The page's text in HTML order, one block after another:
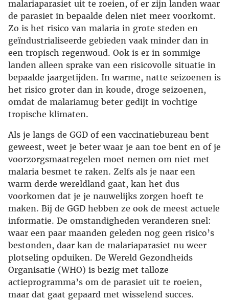
malariaparasiet uit te roeien, of er zijn landen waar
de parasiet in bepaalde delen niet meer voorkomt.
Zo is het risico van malaria in grote steden en
geïndustrialiseerde gebieden vaak minder dan in
een tropisch regenwoud. Ook is er in sommige
landen alleen sprake van een risicovolle situatie in
bepaalde jaargetijden. In warme, natte seizoenen is
het risico groter dan in koude, droge seizoenen,
omdat de malariamug beter gedijt in vochtige
tropische klimaten.
Als je langs de GGD of een vaccinatiebureau bent
geweest, weet je beter waar je aan toe bent en of je
voorzorgsmaatregelen moet nemen om niet met
malaria besmet te raken. Zelfs als je naar een
warm derde wereldland gaat, kan het dus
voorkomen dat je je nauwelijks zorgen hoeft te
maken. Bij de GGD hebben ze ook de meest actuele
informatie. De omstandigheden veranderen snel:
waar een paar maanden geleden nog geen risico’s
bestonden, daar kan de malariaparasiet nu weer
plotseling opduiken. De Wereld Gezondheids
Organisatie (WHO) is bezig met talloze
actieprogramma’s om de parasiet uit te roeien,
maar dat gaat gepaard met wisselend succes.